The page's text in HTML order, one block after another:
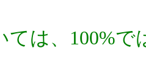
ては、100%